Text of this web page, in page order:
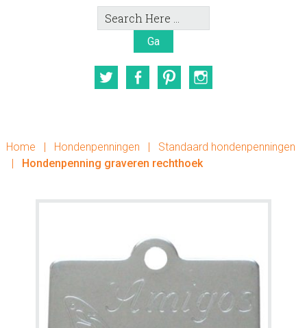
Search
Here
TwitterFacebookPinterest
Home | Hondenpenningen |
Standaard hondenpenningen
|
Hondenpenning graveren rechthoek